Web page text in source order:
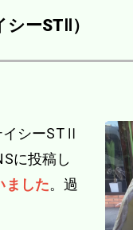
ーSTⅡ）
イシーSTⅡ
に投稿し
ました。過